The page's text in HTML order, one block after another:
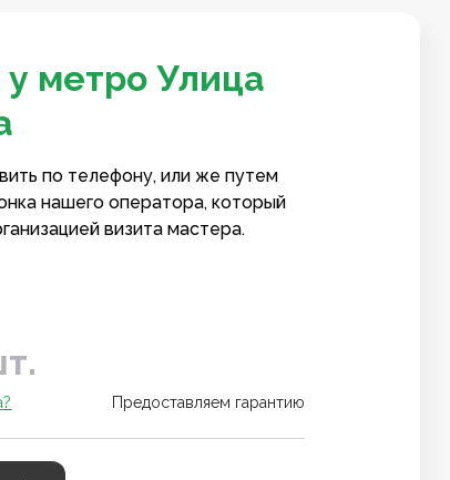
у метро Улица
по телефону, или же путем
нашего оператора, который
визита мастера.
Предоставляем гарантию